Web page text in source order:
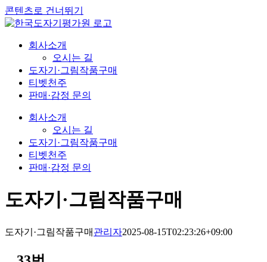
콘텐츠로 건너뛰기
회사소개
오시는 길
도자기·그림작품구매
티벳천주
판매·감정 문의
회사소개
오시는 길
도자기·그림작품구매
티벳천주
판매·감정 문의
도자기·그림작품구매
도자기·그림작품구매 관리자2025-08-15T02:23:26+09:00